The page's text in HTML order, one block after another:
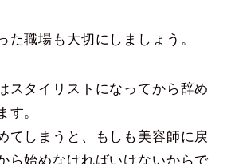
た職場も大切にしましょう。
スタイリストになってから辞め
す。
てしまうと、もしも美容師に戻
ら始めなければいけないからで